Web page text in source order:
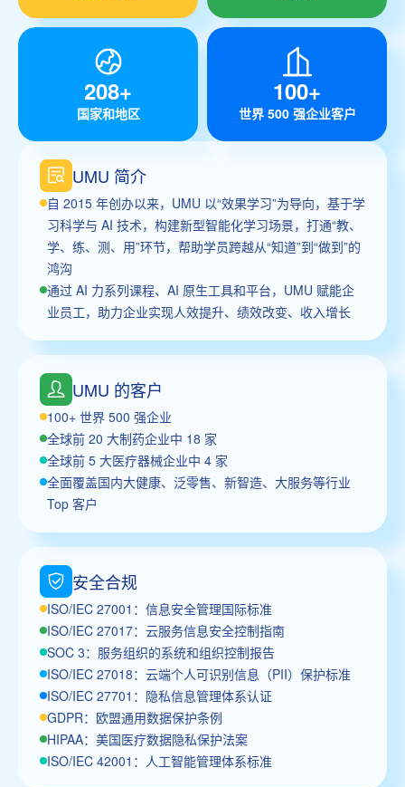
208+
国家和地区
100+
世界 500 强企业客户
UMU 简介
自 2015 年创办以来，UMU 以“效果学习”为导向，基于学
习科学与 AI 技术，构建新型智能化学习场景，打通“教、
学、练、测、用”环节，帮助学员跨越从“知道”到“做到”的
鸿沟
通过 AI 力系列课程、AI 原生工具和平台，UMU 赋能企
业员工，助力企业实现人效提升、绩效改变、收入增长
UMU 的客户
100+ 世界 500 强企业
全球前 20 大制药企业中 18 家
全球前 5 大医疗器械企业中 4 家
全面覆盖国内大健康、泛零售、新智造、大服务等行业
Top 客户
安全合规
ISO/IEC 27001：信息安全管理国际标准
ISO/IEC 27017：云服务信息安全控制指南
SOC 3：服务组织的系统和组织控制报告
ISO/IEC 27018：云端个人可识别信息（PII）保护标准
ISO/IEC 27701：隐私信息管理体系认证
GDPR：欧盟通用数据保护条例
HIPAA：美国医疗数据隐私保护法案
ISO/IEC 42001：人工智能管理体系标准